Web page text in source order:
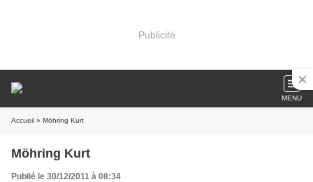
Publicité
MENU
Accueil » Möhring Kurt
Möhring Kurt
Publié le 30/12/2011 à 08:34